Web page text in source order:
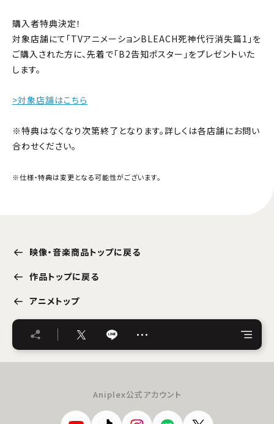
購入者特典決定！
対象店舗にて「TVアニメーションBLEACH死神代行消失篇1」を
ご購入された方に、先着で「B2告知ポスター」をプレゼントいた
します。
>対象店舗はこちら
※特典はなくなり次第終了となります。詳しくは各店舗にお問い
合わせください。
※仕様・特典は変更となる可能性がございます。
映像・音楽商品トップに戻る
作品トップに戻る
アニメトップ
…
Aniplex公式アカウント